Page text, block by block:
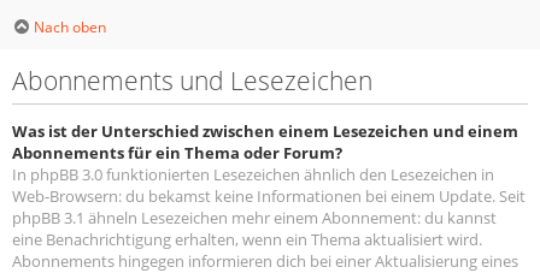
Nach oben
Abonnements und Lesezeichen
Was ist der Unterschied zwischen einem Lesezeichen und einem
Abonnements für ein Thema oder Forum?
In phpBB 3.0 funktionierten Lesezeichen ähnlich den Lesezeichen in
Web-Browsern: du bekamst keine Informationen bei einem Update. Seit
phpBB 3.1 ähneln Lesezeichen mehr einem Abonnement: du kannst
eine Benachrichtigung erhalten, wenn ein Thema aktualisiert wird.
Abonnements hingegen informieren dich bei einer Aktualisierung eines